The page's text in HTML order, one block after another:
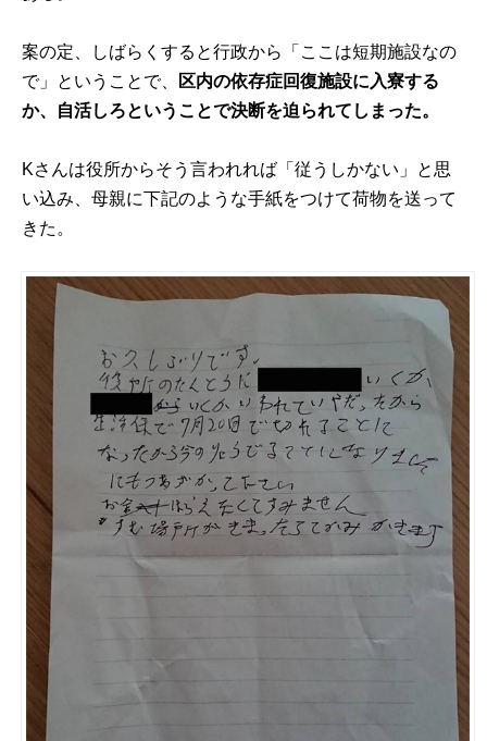
案の定、しばらくすると行政から「ここは短期施設なの
で」ということで、
区内の依存症回復施設に入寮する
か、自活しろということで決断を迫られてしまった。
Kさんは役所からそう言われれば「従うしかない」と思
い込み、母親に下記のような手紙をつけて荷物を送って
きた。